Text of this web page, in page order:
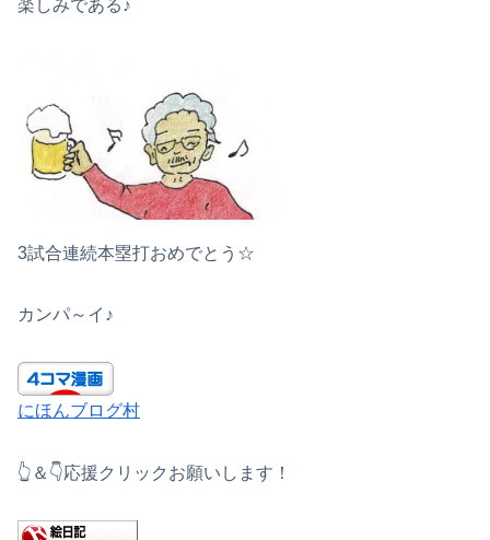
楽しみである♪
3試合連続本塁打おめでとう☆
カンパ～イ♪
にほんブログ村
👆＆👇応援クリックお願いします！